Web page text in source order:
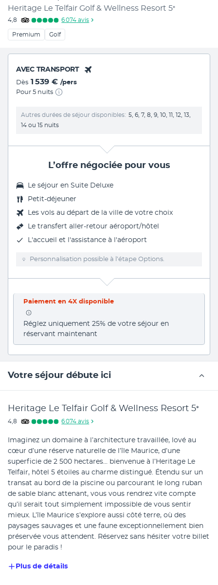
Heritage Le Telfair Golf & Wellness Resort 5*
4,8 6 074 avis
Premium Golf
AVEC TRANSPORT
Dès 1 539 € /pers
Pour 5 nuits
Autres durées de séjour disponibles
5, 6, 7, 8, 9, 10, 11, 12, 13,
14 ou 15 nuits
L’offre négociée pour vous
Le séjour en Suite Deluxe
Petit-déjeuner
Les vols au départ de la ville de votre choix
Le transfert aller-retour aéroport/hôtel
L'accueil et l'assistance à l'aéroport
Personnalisation possible à l’étape Options.
Paiement en 4X disponible
Réglez uniquement 25% de votre séjour en
réservant maintenant
Votre séjour débute ici
Heritage Le Telfair Golf & Wellness Resort 5*
4,8 6 074 avis
Imaginez un domaine à l’architecture travaillée, lové au
cœur d’une réserve naturelle de l’île Maurice, d’une
superficie de 2 500 hectares... bienvenue à l’Heritage Le
Telfair, hôtel 5 étoiles au charme distingué. Étendu sur un
transat au bord de la piscine ou parcourant le long ruban
de sable blanc attenant, vous vous rendrez vite compte
qu’il serait tout simplement impossible de vous sentir
mieux. L’île Maurice s’explore aussi côté terre, où des
paysages sauvages et une faune exceptionnellement bien
préservée vous attendent. Réservez sans hésiter votre billet
pour le paradis !
Plus de détails